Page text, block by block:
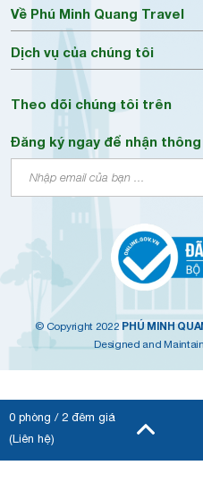
0 phòng / 2 đêm giá
(Liên hệ)
Về Phú Minh Quang Travel
Dịch vụ của chúng tôi
Theo dõi chúng tôi trên
Đăng ký ngay để nhận
© Copyright 2022 PHÚ MINH
Designed and